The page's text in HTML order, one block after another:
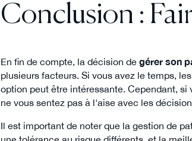
Conclusion :
En fin de compte, la décision degérer son
plusieurs facteurs. Si vous avez le temps,
option peut être intéressante. Cependant,
ne vous sentez pas à l'aise avec les
Il est important de noter que la gestion de